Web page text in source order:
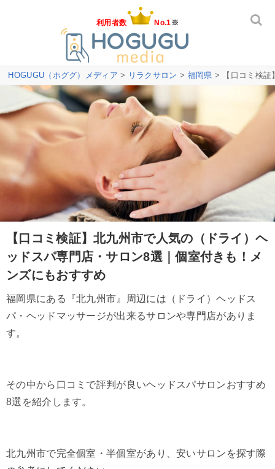
利用者数 No.1 ※
HOGUGU（ホググ）メディア > リラクサロン > 福岡県 > 【口コミ検証
【口コミ検証】北九州市で人気の（ドライ）ヘ
ッドスパ専門店・サロン8選｜個室付きも！メ
ンズにもおすすめ
福岡県にある『北九州市』周辺には（ドライ）ヘッドス
パ・ヘッドマッサージが出来るサロンや専門店がありま
す。
その中から口コミで評判が良いヘッドスパサロンおすすめ
8選を紹介します。
北九州市で完全個室・半個室があり、安いサロンを探す際